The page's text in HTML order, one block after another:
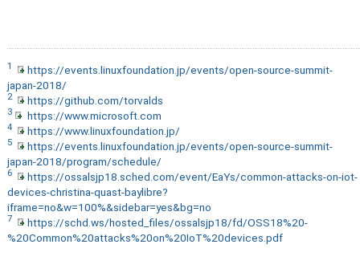
1
https://events.linuxfoundation.jp/events/open-source-summit-
japan-2018/
2 https://github.com/torvalds
3 https://www.microsoft.com
4 https://www.linuxfoundation.jp/
5
https://events.linuxfoundation.jp/events/open-source-summit-
japan-2018/program/schedule/
6
https://ossalsjp18.sched.com/event/EaYs/common-attacks-on-iot-
devices-christina-quast-baylibre?
iframe=no&w=100%&sidebar=yes&bg=no
7
https://schd.ws/hosted_files/ossalsjp18/fd/OSS18%20-
%20Common%20attacks%20on%20IoT%20devices.pdf